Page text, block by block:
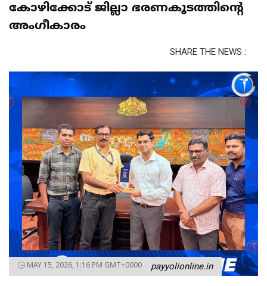
കോഴിക്കോട് ജില്ലാ ഭരണകൂടത്തിന്റെ
അംഗീകാരം
SHARE THE NEWS :
MAY 15, 2026, 1:16 PM GMT+0000 payyolionline.in